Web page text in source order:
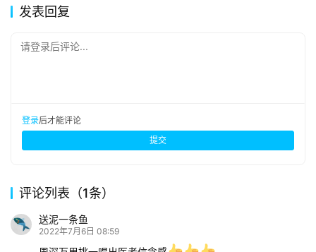
发表回复
请登录后评论...
登录后才能评论
提交
评论列表（1条）
送泥一条鱼
2022年7月6日 08:59